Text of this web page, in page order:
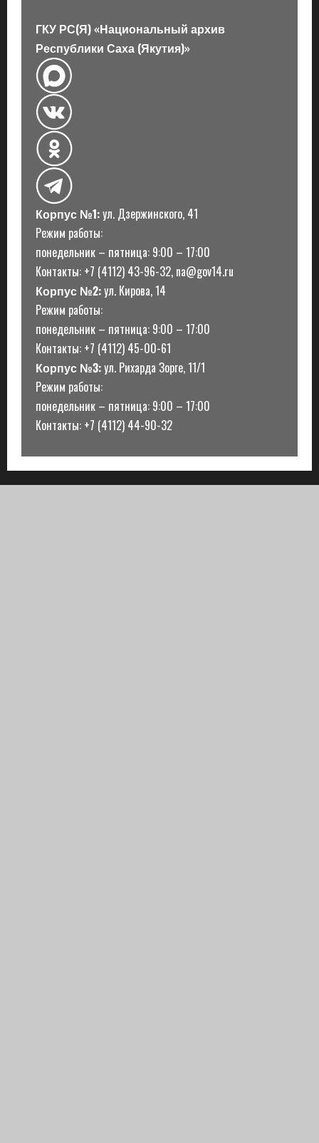
и
с
и
ГКУ РС(Я) «Национальный архив
Республики Саха (Якутия)»
Корпус №1:ул. Дзержинского, 41
Режим работы:
понедельник – пятница: 9:00 – 17:00
Контакты: +7 (4112) 43-96-32, na@gov14.ru
Корпус №2:ул. Кирова, 14
Режим работы:
понедельник – пятница: 9:00 – 17:00
Контакты: +7 (4112) 45-00-61
Корпус №3:ул. Рихарда Зорге, 11/1
Режим работы:
понедельник – пятница: 9:00 – 17:00
Контакты: +7 (4112) 44-90-32